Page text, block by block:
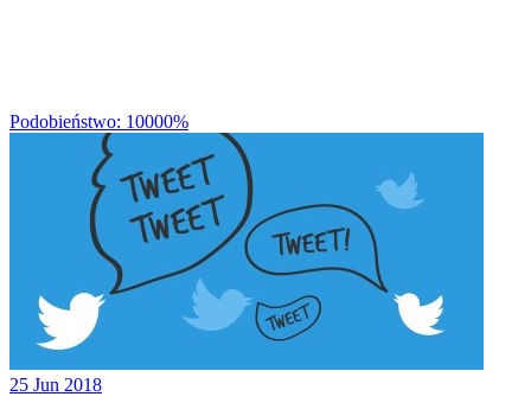
Podobieństwo: 10000%
25 Jun 2018